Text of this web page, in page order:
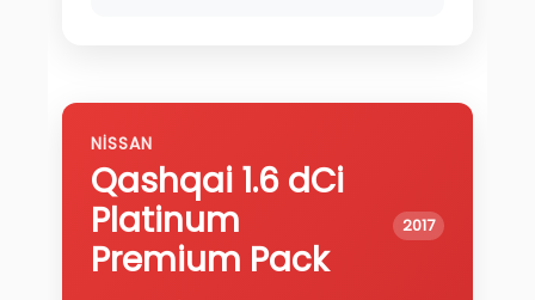
NISSAN
Qashqai 1.6 dCi
Platinum
Premium Pack
2017